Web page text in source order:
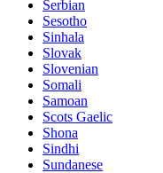
Serbian
Sesotho
Sinhala
Slovak
Slovenian
Somali
Samoan
Scots Gaelic
Shona
Sindhi
Sundanese